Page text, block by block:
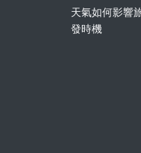
天氣如何影響
發時機